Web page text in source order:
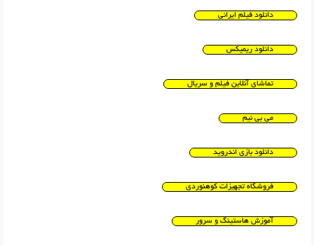
دانلود فیلم ایرانی
دانلود ریمیکس
تماشای آنلاین فیلم و سریال
می بی نیم
دانلود بازی اندروید
فروشگاه تجهیزات کوهنوردی
آموزش هاستینگ و سرور